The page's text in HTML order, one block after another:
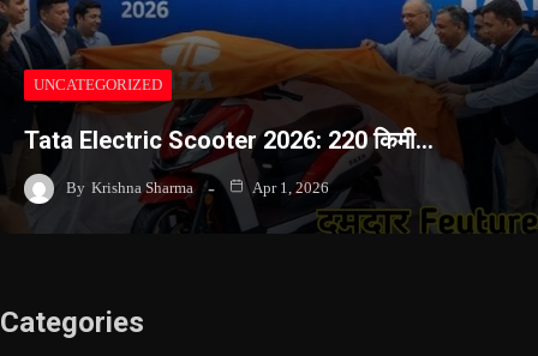
UNCATEGORIZED
Tata Electric Scooter 2026: 220 किमी…
By Krishna Sharma Apr 1, 2026
Categories